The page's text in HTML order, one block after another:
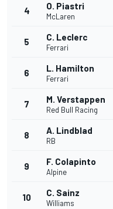
4 O. Piastri
McLaren
5 C. Leclerc
Ferrari
6 L. Hamilton
Ferrari
7 M. Verstappen
Red Bull Racing
8 A. Lindblad
RB
9 F. Colapinto
Alpine
10 C. Sainz
Williams